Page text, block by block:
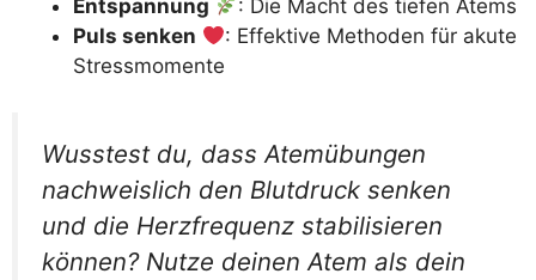
Entspannung
: Die Macht des tiefen Atems
Puls senken
: Effektive Methoden für akute
Stressmomente
Wusstest du, dass Atemübungen
nachweislich den Blutdruck senken
und die Herzfrequenz stabilisieren
können? Nutze deinen Atem als dein